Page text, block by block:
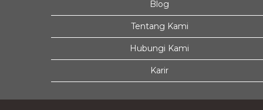
Blog
Tentang Kami
Hubungi Kami
Karir